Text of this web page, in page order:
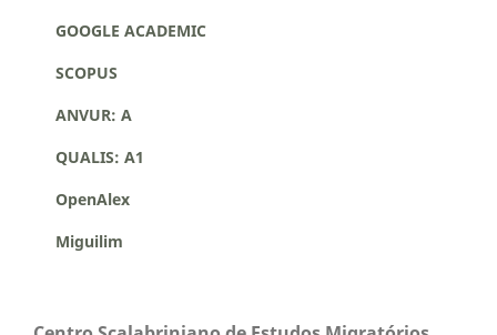
GOOGLE ACADEMIC
SCOPUS
ANVUR: A
QUALIS: A1
OpenAlex
Miguilim